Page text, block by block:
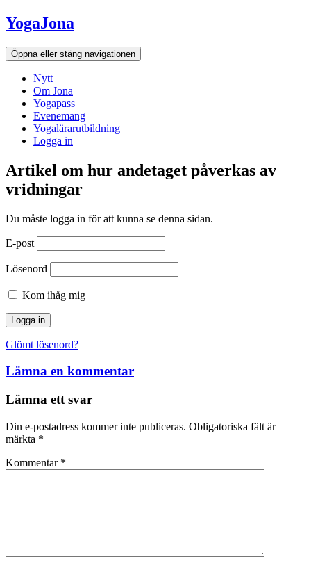
Hoppa
till
innehållet
YogaJona
Öppna eller stäng navigationen
Nytt
Om Jona
Yogapass
Evenemang
Yogalärarutbildning
Logga in
Artikel om hur andetaget påverkas av
vridningar
Du måste logga in för att kunna se denna sidan.
E-post
Lösenord
Kom ihåg mig
Glömt lösenord?
Lämna en kommentar
Lämna ett svar
Din e-postadress kommer inte publiceras. Obligatoriska fält är
märkta *
Kommentar *